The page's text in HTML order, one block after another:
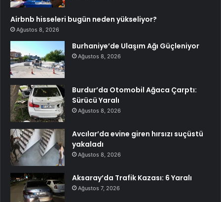
Airbnb hisseleri bugün neden yükseliyor?
Ağustos 8, 2026
Burhaniye’de Ulaşım Ağı Güçleniyor
Ağustos 8, 2026
Burdur’da Otomobil Ağaca Çarptı:
Sürücü Yaralı
Ağustos 8, 2026
Avcılar’da evine giren hırsızı suçüstü
yakaladı
Ağustos 8, 2026
Aksaray’da Trafik Kazası: 6 Yaralı
Ağustos 7, 2026